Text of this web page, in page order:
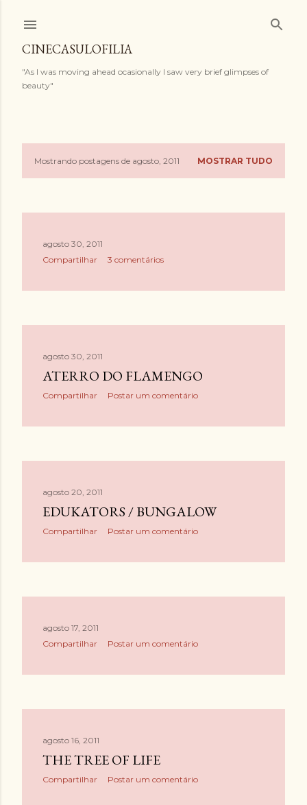
CINECASULOFILIA
"As I was moving ahead ocasionally I saw very brief glimpses of
beauty"
P
e
Mostrando postagens de agosto, 2011 MOSTRAR TUDO
agosto 30, 2011
Compartilhar
3 comentários
agosto 30, 2011
ATERRO DO FLAMENGO
Compartilhar Postar um comentário
agosto 20, 2011
EDUKATORS / BUNGALOW
Compartilhar Postar um comentário
agosto 17, 2011
Compartilhar
Postar um comentário
agosto 16, 2011
THE TREE OF LIFE
Compartilhar Postar um comentário